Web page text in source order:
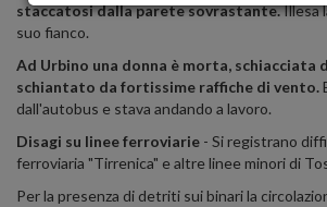
staccatosi dalla parete sovrastante.Illesa
suo fianco.
Ad Urbino una donna è morta, schiacciata
schiantato da fortissime raffiche di vento.
dall'autobus e stava andando a lavoro.
Disagi su linee ferroviarie - Si registrano
ferroviaria "Tirrenica" e altre linee minori di
Per la presenza di detriti sui binari la